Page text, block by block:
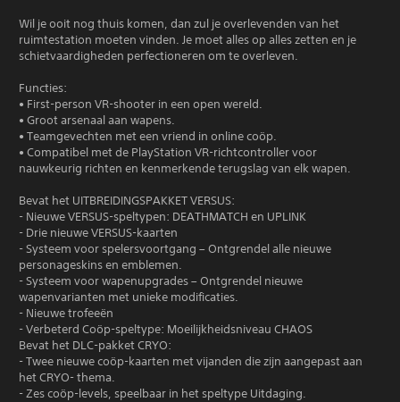
Wil je ooit nog thuis komen, dan zul je overlevenden van het
ruimtestation moeten vinden. Je moet alles op alles zetten en je
schietvaardigheden perfectioneren om te overleven.
Functies:
• First-person VR-shooter in een open wereld.
• Groot arsenaal aan wapens.
• Teamgevechten met een vriend in online coöp.
• Compatibel met de PlayStation VR-richtcontroller voor
nauwkeurig richten en kenmerkende terugslag van elk wapen.
Bevat het UITBREIDINGSPAKKET VERSUS:
- Nieuwe VERSUS-speltypen: DEATHMATCH en UPLINK
- Drie nieuwe VERSUS-kaarten
- Systeem voor spelersvoortgang – Ontgrendel alle nieuwe
personageskins en emblemen.
- Systeem voor wapenupgrades – Ontgrendel nieuwe
wapenvarianten met unieke modificaties.
- Nieuwe trofeeën
- Verbeterd Coöp-speltype: Moeilijkheidsniveau CHAOS
Bevat het DLC-pakket CRYO:
- Twee nieuwe coöp-kaarten met vijanden die zijn aangepast aan
het CRYO- thema.
- Zes coöp-levels, speelbaar in het speltype Uitdaging.